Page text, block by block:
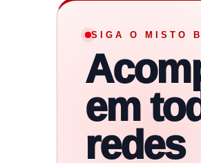
SIGA O MISTO
em
redes